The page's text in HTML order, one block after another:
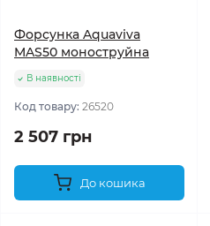
Форсунка Aquaviva
MAS50 моноструйна
В наявності
Код товару: 26520
2 507 грн
До кошика